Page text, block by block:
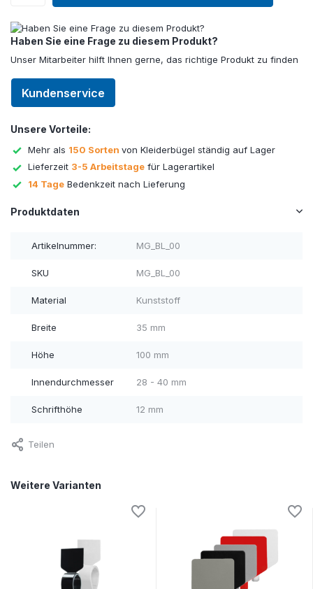
Haben Sie eine Frage zu diesem Produkt?
Unser Mitarbeiter hilft Ihnen gerne, das richtige Produkt zu finden
Kundenservice
Unsere Vorteile:
Mehr als 150 Sorten von Kleiderbügel ständig auf Lager
Lieferzeit 3-5 Arbeitstage für Lagerartikel
14 Tage Bedenkzeit nach Lieferung
Produktdaten
Artikelnummer: MG_BL_00
SKU MG_BL_00
Material Kunststoff
Breite 35 mm
Höhe 100 mm
Innendurchmesser 28 - 40 mm
Schrifthöhe 12 mm
Teilen
Weitere Varianten